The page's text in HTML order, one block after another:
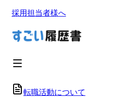
採用担当者様へ
転職活動について